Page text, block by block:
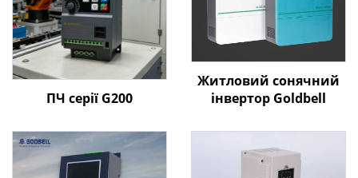
ПЧ серії G200
Житловий сонячний
інвертор Goldbell